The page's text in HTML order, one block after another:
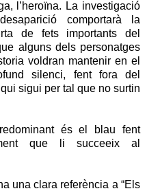
l’heroïna. La investigació
comportarà la
de fets importants del
alguns dels personatges
voldran mantenir en el
silenci, fent fora del
sigui per tal que no surtin
és el blau fent
que li succeeix al
una clara referència a “Els